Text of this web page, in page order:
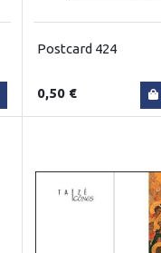
Postcard 424
0,50 €